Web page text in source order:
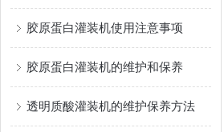
胶原蛋白灌装机使用注意事项
胶原蛋白灌装机的维护和保养
透明质酸灌装机的维护保养方法